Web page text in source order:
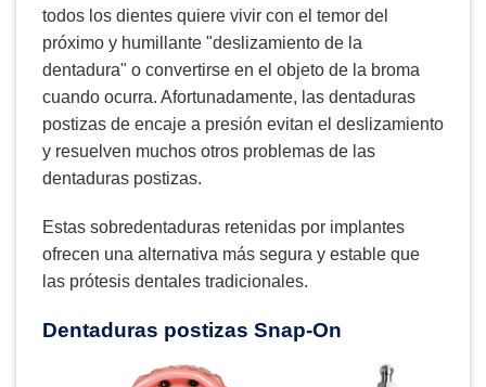
todos los dientes quiere vivir con el temor del
próximo y humillante "deslizamiento de la
dentadura" o convertirse en el objeto de la broma
cuando ocurra. Afortunadamente, las dentaduras
postizas de encaje a presión evitan el deslizamiento
y resuelven muchos otros problemas de las
dentaduras postizas.
Estas sobredentaduras retenidas por implantes
ofrecen una alternativa más segura y estable que
las prótesis dentales tradicionales.
Dentaduras postizas Snap-On